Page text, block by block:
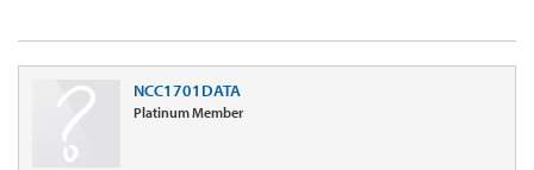
NCC1701DATA
Platinum Member